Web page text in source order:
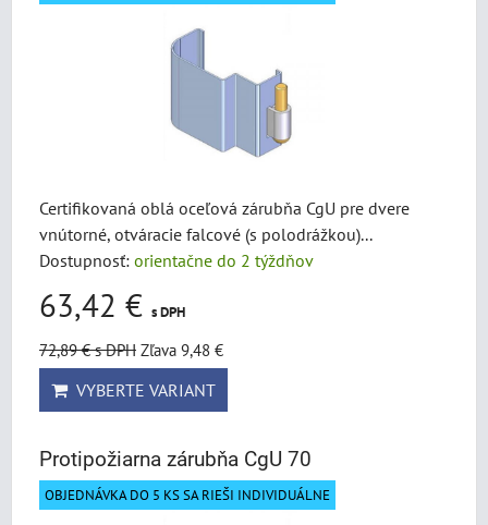
Certifikovaná oblá oceľová zárubňa CgU pre dvere
vnútorné, otváracie falcové (s polodrážkou)...
Dostupnosť: orientačne do 2 týždňov
63,42 € s DPH
72,89 €s DPH Zľava 9,48 €
VYBERTE VARIANT
Protipožiarna zárubňa CgU 70
OBJEDNÁVKA DO 5 KS SA RIEŠI INDIVIDUÁLNE